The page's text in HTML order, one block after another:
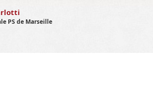
PS de Marseille